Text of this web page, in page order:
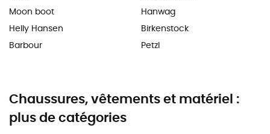
Moon boot
Helly Hansen
Barbour
Hanwag
Birkenstock
Petzl
Chaussures, vêtements et matériel :
plus de catégories